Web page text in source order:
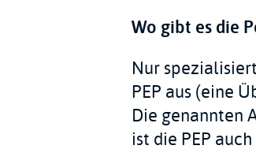
Wo gibt es die
Nur
PEP aus (eine
Die genannten
ist die PEP